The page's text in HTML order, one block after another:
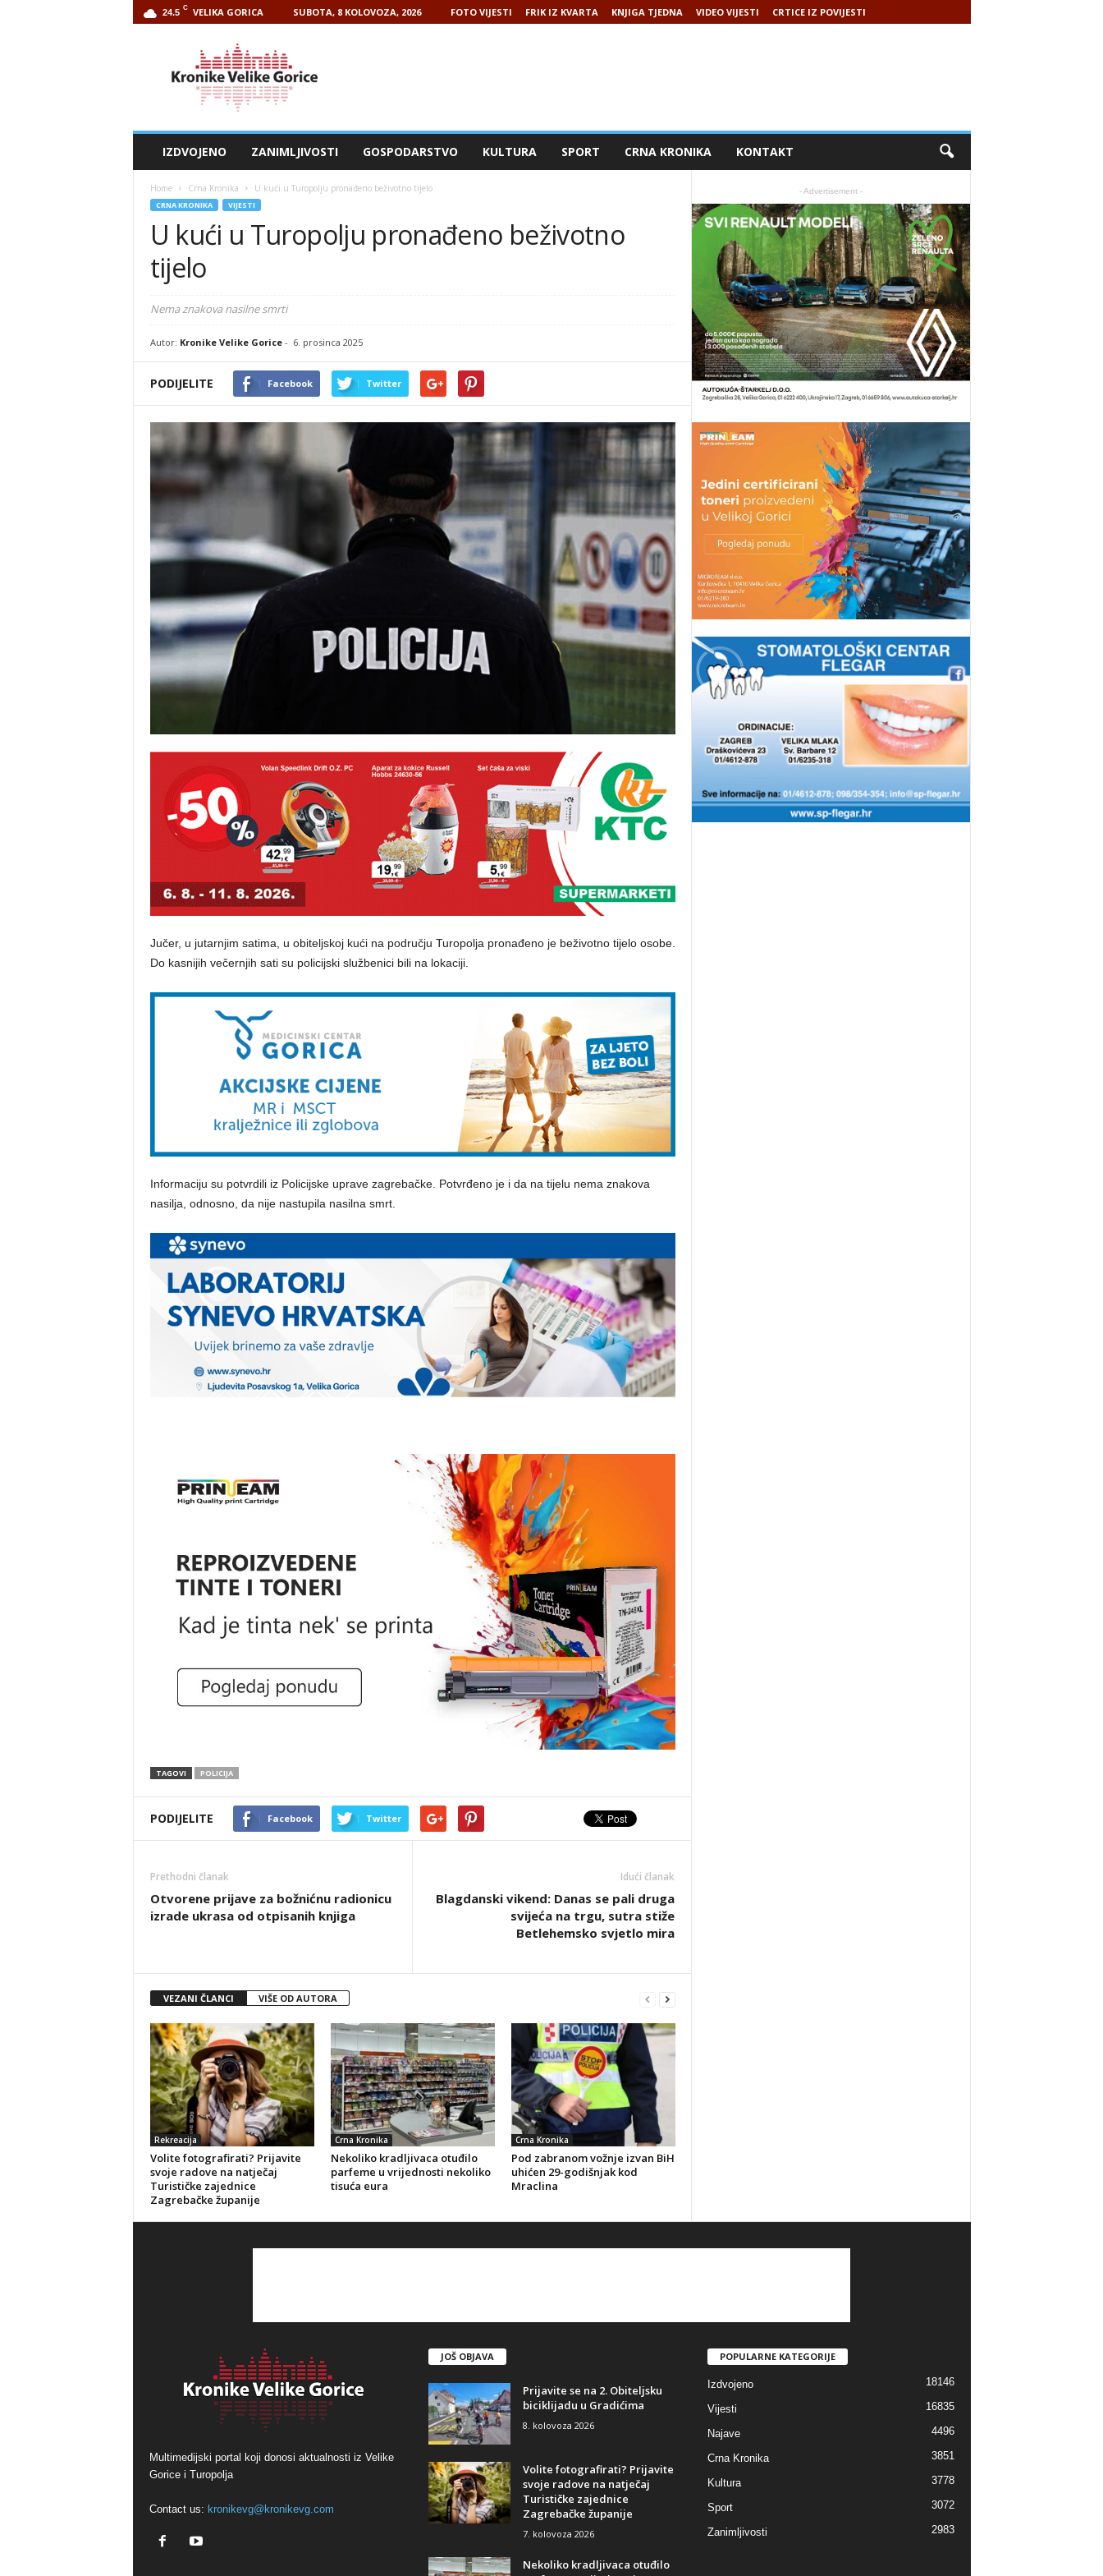
24.5 C VELIKA GORICA SUBOTA, 8 KOLOVOZA, 2026 FOTO VIJESTI FRIK IZ KVARTA KNJIGA TJEDNA VIDEO VIJESTI CRTICE IZ POVIJESTI
IZDVOJENO ZANIMLJIVOSTI GOSPODARSTVO KULTURA SPORT CRNA KRONIKA KONTAKT
Home Crna Kronika U kući u Turopolju pronađeno beživotno tijelo
CRNA KRONIKA VIJESTI
U kući u Turopolju pronađeno beživotno
tijelo
Nema znakova nasilne smrti
Autor: Kronike Velike Gorice- 6. prosinca 2025
PODIJELITE Facebook Twitter
Jučer, u jutarnjim satima, u obiteljskoj kući na području Turopolja pronađeno je beživotno tijelo osobe.
Do kasnijih večernjih sati su policijski službenici bili na lokaciji.
Informaciju su potvrdili iz Policijske uprave zagrebačke. Potvrđeno je i da na tijelu nema znakova
nasilja, odnosno, da nije nastupila nasilna smrt.
TAGOVI POLICIJA
PODIJELITE Facebook Twitter
Prethodni članak
Otvorene prijave za božnićnu radionicu
izrade ukrasa od otpisanih knjiga
Idući članak
Blagdanski vikend: Danas se pali druga
svijeća na trgu, sutra stiže
Betlehemsko svjetlo mira
VEZANI ČLANCI VIŠE OD AUTORA
Rekreacija
Volite fotografirati? Prijavite
svoje radove na natječaj
Turističke zajednice
Zagrebačke županije
Crna Kronika
Nekoliko kradljivaca otuđilo
parfeme u vrijednosti nekoliko
tisuća eura
Crna Kronika
Pod zabranom vožnje izvan BiH
uhićen 29-godišnjak kod
Mraclina
- Advertisement -
Multimedijski portal koji donosi aktualnosti iz Velike
Gorice i Turopolja
Contact us: kronikevg@kronikevg.com
JOŠ OBJAVA
Prijavite se na 2. Obiteljsku
biciklijadu u Gradićima
8. kolovoza 2026
Volite fotografirati? Prijavite
svoje radove na natječaj
Turističke zajednice
Zagrebačke županije
7. kolovoza 2026
Nekoliko kradljivaca otuđilo
POPULARNE KATEGORIJE
Izdvojeno 18146
Vijesti 16835
Najave 4496
Crna Kronika 3851
Kultura 3778
Sport 3072
Zanimljivosti 2983